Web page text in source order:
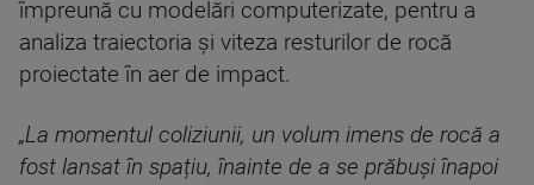
împreună cu modelări computerizate, pentru a
analiza traiectoria și viteza resturilor de rocă
proiectate în aer de impact.
„La momentul coliziunii, un volum imens de rocă a
fost lansat în spațiu, înainte de a se prăbuși înapoi